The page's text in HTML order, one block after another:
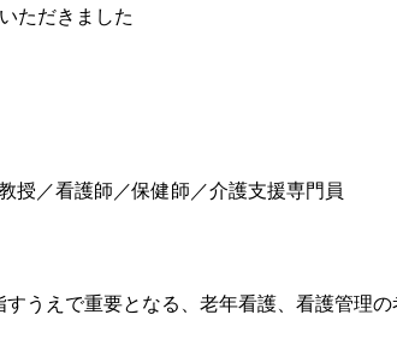
だきました
看護師／保健師／介護支援専門員
うえで重要となる、老年看護、看護管理